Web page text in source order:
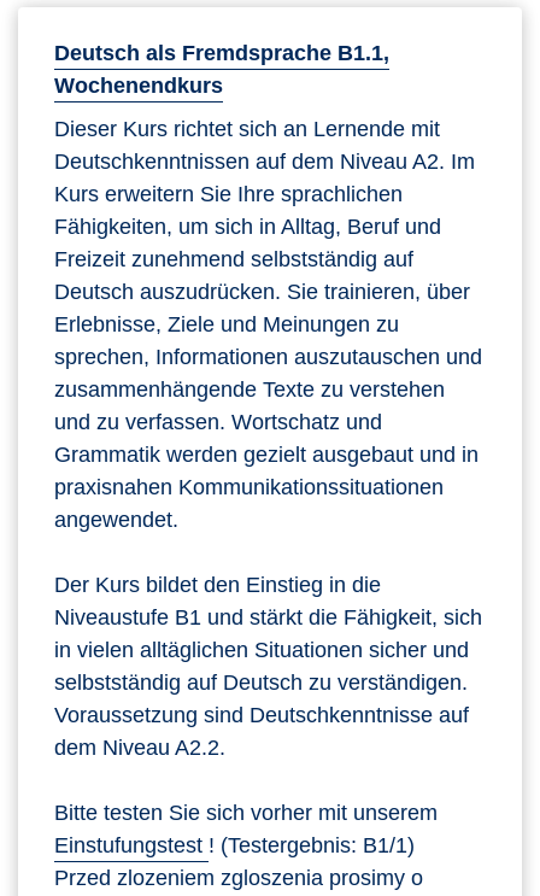
Deutsch als Fremdsprache B1.1,
Wochenendkurs
Dieser Kurs richtet sich an Lernende mit
Deutschkenntnissen auf dem Niveau A2. Im
Kurs erweitern Sie Ihre sprachlichen
Fähigkeiten, um sich in Alltag, Beruf und
Freizeit zunehmend selbstständig auf
Deutsch auszudrücken. Sie trainieren, über
Erlebnisse, Ziele und Meinungen zu
sprechen, Informationen auszutauschen und
zusammenhängende Texte zu verstehen
und zu verfassen. Wortschatz und
Grammatik werden gezielt ausgebaut und in
praxisnahen Kommunikationssituationen
angewendet.
Der Kurs bildet den Einstieg in die
Niveaustufe B1 und stärkt die Fähigkeit, sich
in vielen alltäglichen Situationen sicher und
selbstständig auf Deutsch zu verständigen.
Voraussetzung sind Deutschkenntnisse auf
dem Niveau A2.2.
Bitte testen Sie sich vorher mit unserem
Einstufungstest ! (Testergebnis: B1/1)
Przed zlozeniem zgloszenia prosimy o